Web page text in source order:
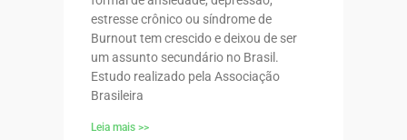
estresse crônico ou síndrome de
Burnout tem crescido e deixou de ser
um assunto secundário no Brasil.
Estudo realizado pela Associação
Brasileira
Leia mais >>